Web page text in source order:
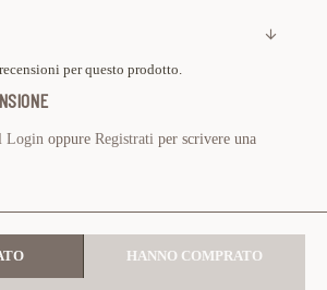
per questo prodotto.
Login oppure Registrati per scrivere una
HANNO COMPRATO